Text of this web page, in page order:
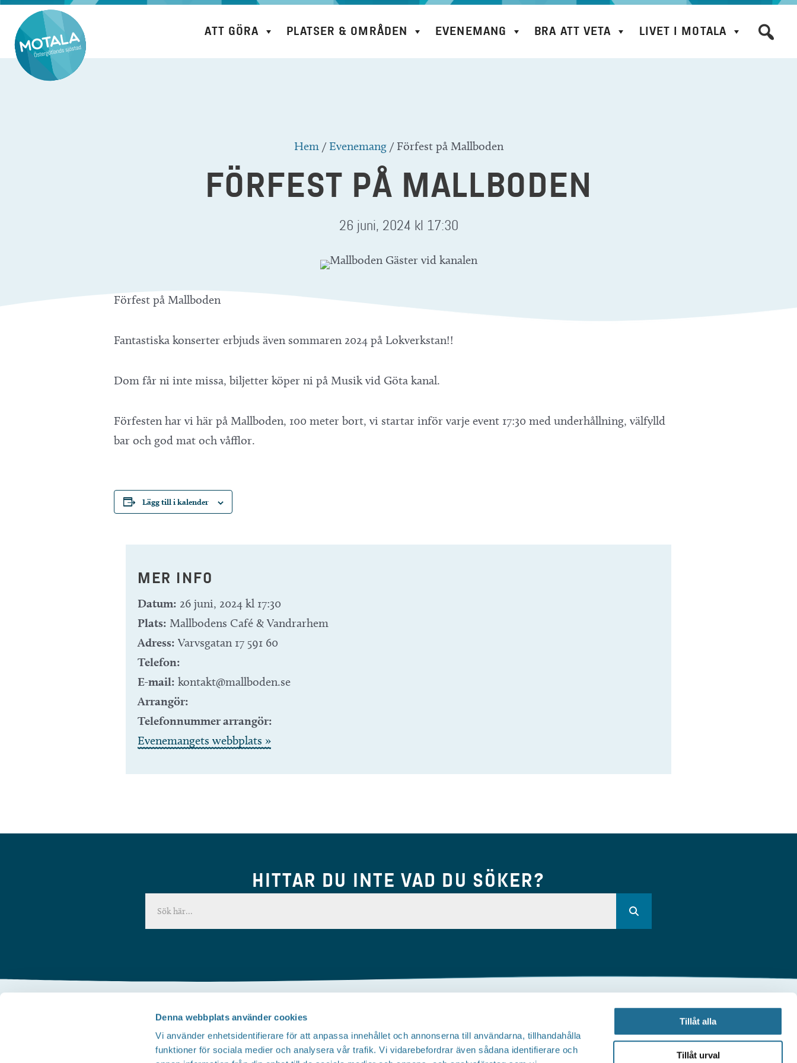
Denna webbplats använder cookies
Vi använder enhetsidentifierare för att anpassa innehållet och annonserna till användarna, tillhandahålla
funktioner för sociala medier och analysera vår trafik. Vi vidarebefordrar även sådana identifierare och
Tillåt alla
Tillåt urval
Hoppa
innehåll
ATT GÖRA PLATSER & OMRÅDEN EVENEMANG BRA ATT VETA LIVET I MOTALA
Hem /Evenemang/ Förfest på Mallboden
FÖRFEST PÅ MALLBODEN
26 juni, 2024 kl 17:30
Förfest på Mallboden
Fantastiska konserter erbjuds även sommaren 2024 på Lokverkstan!!
Dom får ni inte missa, biljetter köper ni på Musik vid Göta kanal.
Förfesten har vi här på Mallboden, 100 meter bort, vi startar inför varje event 17:30 med underhållning, välfylld
bar och god mat och våfflor.
Lägg till i kalender
MER INFO
Datum: 26 juni, 2024 kl 17:30
Plats: Mallbodens Café & Vandrarhem
Adress: Varvsgatan 17 591 60
Telefon:
E-mail: kontakt@mallboden.se
Arrangör:
Telefonnummer arrangör:
Evenemangets webbplats »
HITTAR DU INTE VAD DU SÖKER?
Om webbplatsen
Tillgänglighetsredogörelse Tillväxt Motala